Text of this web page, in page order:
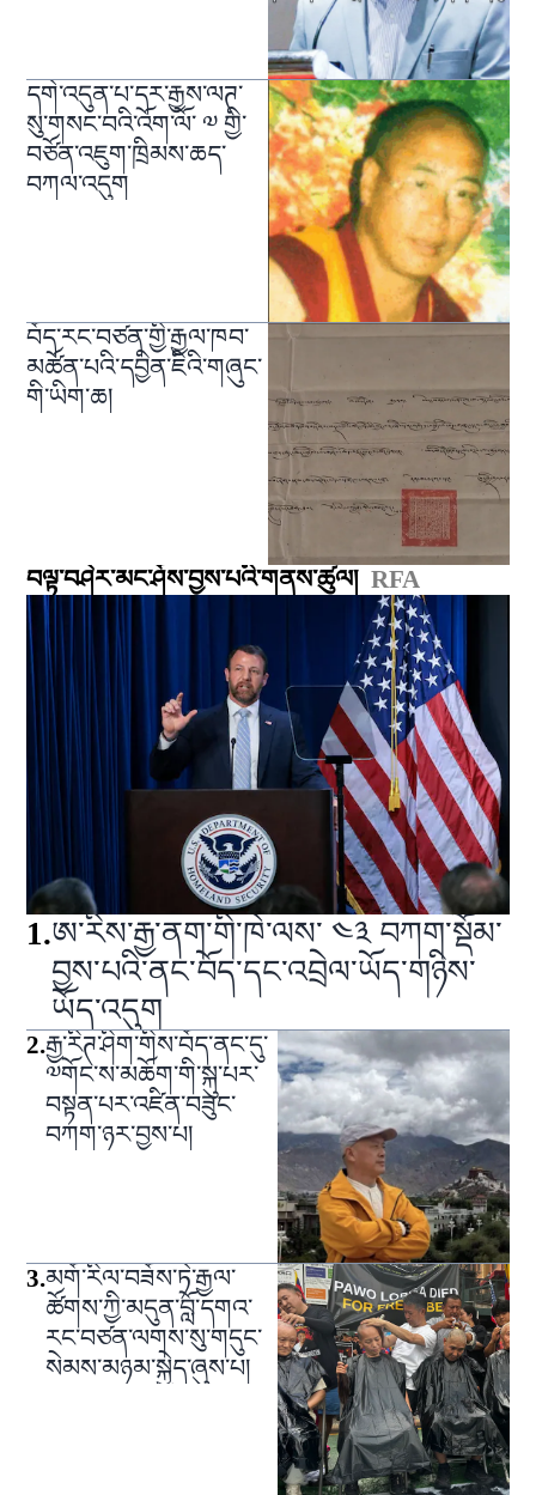
དགེ་འདུན་པ་དར་རྒྱས་ལཊ་
སུ་གསང་བའི་འོག་ལོ་ ༧ གྱི་
བཙོན་འཇུག་ཁྲིམས་ཆད་
བཀལ་འདུག
བོད་རང་བཙན་གྱི་རྒྱལ་ཁབ་
མཚོན་པའི་དབྱིན་ཇིའི་གཞུང་
གི་ཡིག་ཆ།
བལྟ་བཤེར་མང་ཤོས་བྱས་པའི་གནས་ཚུལ། RFA
1.ཨ་རིས་རྒྱ་ནག་གི་ཁེ་ལས་ ༤༣ བཀག་སྡོམ་
བྱས་པའི་ནང་བོད་དང་འབྲེལ་ཡོད་གཉིས་
ཡོད་འདུག
2.རྒྱ་རིཊ་ཤིག་གིས་བོད་ནང་དུ་
༧གོང་ས་མཆོག་གི་སྐུ་པར་
བསྟན་པར་འཛིན་བཟུང་
བཀག་ཉར་བྱས་པ།
3.མགོ་རིལ་བཟོས་ཏེ་རྒྱལ་
ཚོགས་ཀྱི་མདུན་བློ་དགའ་
རང་བཙན་ལགས་སུ་གདུང་
སེམས་མཉམ་སྐྱེད་ཞུས་པ།